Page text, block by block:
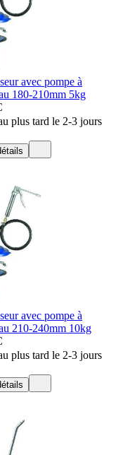
avec pompe à
180-210mm 5kg
plus tard le 2-3 jours
avec pompe à
210-240mm 10kg
plus tard le 2-3 jours